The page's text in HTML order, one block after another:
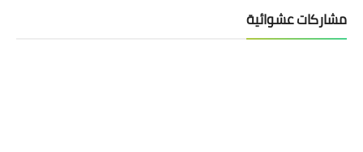
مشاركات عشوائية